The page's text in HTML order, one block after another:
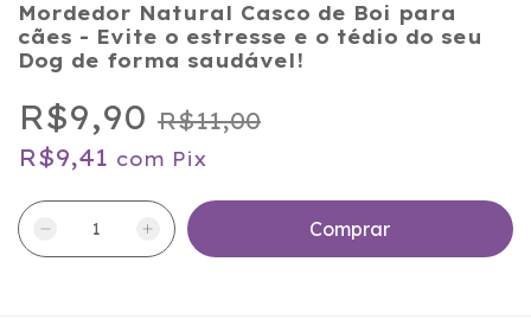
Mordedor Natural Casco de Boi para
cães - Evite o estresse e o tédio do seu
Dog de forma saudável!
R$9,90 R$11,00
R$9,41 com Pix